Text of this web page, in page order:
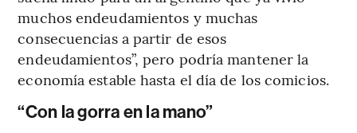
muchos endeudamientos y muchas
consecuencias a partir de esos
endeudamientos”, pero podría mantener la
economía estable hasta el día de los comicios.
“Con la gorra en la mano”